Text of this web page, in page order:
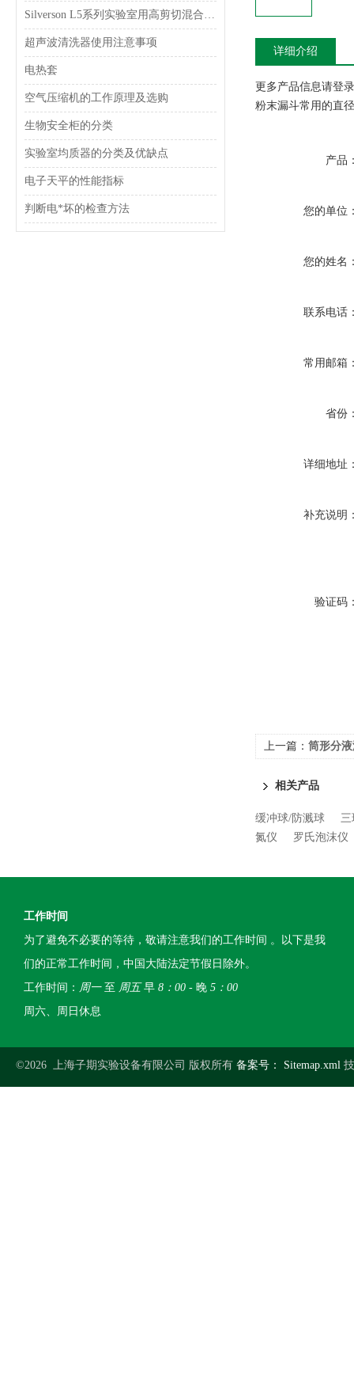
Silverson L5系列实验室用高剪切混合乳化器
超声波清洗器使用注意事项
电热套
空气压缩机的工作原理及选购
生物安全柜的分类
实验室均质器的分类及优缺点
电子天平的性能指标
判断电*坏的检查方法
详细介绍
更多产品信息请登
粉末漏斗常用的直
产品
您的单位
您的姓名
联系电话
常用邮箱
省份
详细地址
补充说明
验证码
上一篇： 筒形分
相关产品
缓冲球/防溅球
三
氮仪
罗氏泡沫仪
工作时间
为了避免不必要的等待，敬请注意我们的工作时间 。以下是我
们的正常工作时间，中国大陆法定节假日除外。
工作时间： 周一至 周五早 8：00 - 晚 5：00
周六、周日休息
©2026 上海子期实验设备有限公司 版权所有 备案号： Sitemap.xml